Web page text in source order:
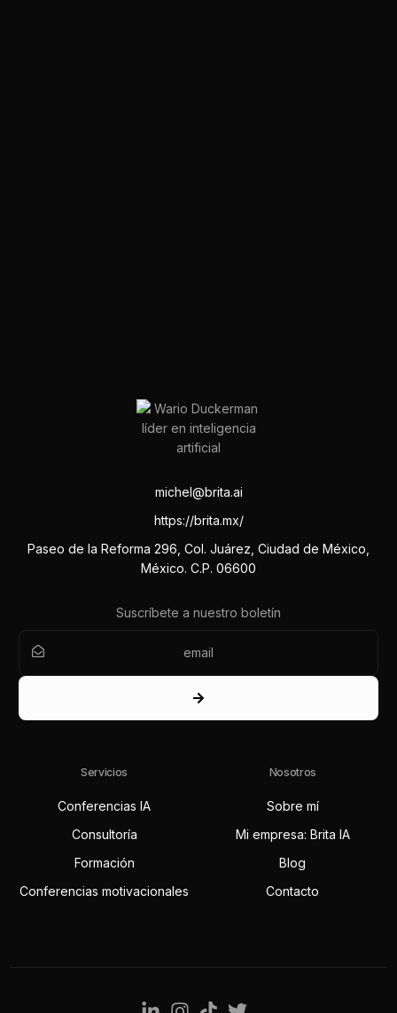
michel@brita.ai
https://brita.mx/
Paseo de la Reforma 296, Col. Juárez, Ciudad de México,
México. C.P. 06600
Suscríbete a nuestro boletín
Servicios
Conferencias IA
Consultoría
Formación
Conferencias motivacionales
Nosotros
Sobre mí
Mi empresa: Brita IA
Blog
Contacto